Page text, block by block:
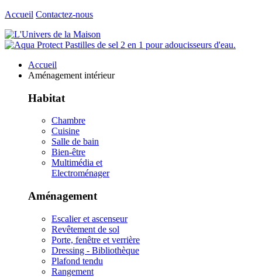
Accueil Contactez-nous
Accueil
Aménagement intérieur
Habitat
Chambre
Cuisine
Salle de bain
Bien-être
Multimédia et
Electroménager
Aménagement
Escalier et ascenseur
Revêtement de sol
Porte, fenêtre et verrière
Dressing - Bibliothèque
Plafond tendu
Rangement